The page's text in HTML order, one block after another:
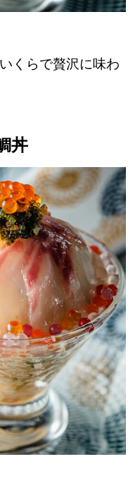
くらで贅沢に味わ
丼